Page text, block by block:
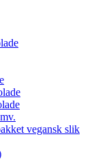
vegansk slik